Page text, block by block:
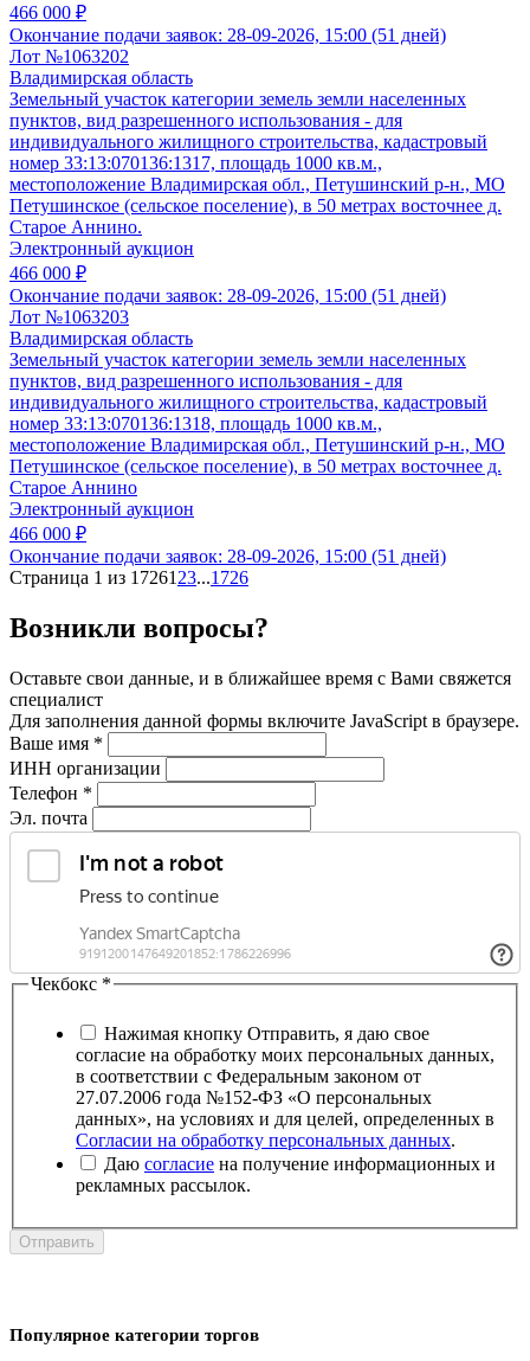
466 000 ₽
Окончание подачи заявок: 28-09-2026, 15:00 (51 дней)
Лот №1063202
Владимирская область
Земельный участок категории земель земли населенных
пунктов, вид разрешенного использования - для
индивидуального жилищного строительства, кадастровый
номер 33:13:070136:1317, площадь 1000 кв.м.,
местоположение Владимирская обл., Петушинский р-н., МО
Петушинское (сельское поселение), в 50 метрах восточнее д.
Старое Аннино.
Электронный аукцион
466 000 ₽
Окончание подачи заявок: 28-09-2026, 15:00 (51 дней)
Лот №1063203
Владимирская область
Земельный участок категории земель земли населенных
пунктов, вид разрешенного использования - для
индивидуального жилищного строительства, кадастровый
номер 33:13:070136:1318, площадь 1000 кв.м.,
местоположение Владимирская обл., Петушинский р-н., МО
Петушинское (сельское поселение), в 50 метрах восточнее д.
Старое Аннино
Электронный аукцион
466 000 ₽
Окончание подачи заявок: 28-09-2026, 15:00 (51 дней)
Страница 1 из 17261 23...1726
Возникли вопросы?
Оставьте свои данные, и в ближайшее время с Вами свяжется
специалист
Для заполнения данной формы включите JavaScript в браузере.
Ваше имя *
ИНН организации
Телефон *
Эл. почта
Чекбокс *
Нажимая кнопку Отправить, я даю свое
согласие на обработку моих персональных данных,
в соответствии с Федеральным законом от
27.07.2006 года №152-ФЗ «О персональных
данных», на условиях и для целей, определенных в
Согласии на обработку персональных данных.
Даю согласие на получение информационных и
рекламных рассылок.
Отправить
Популярное категории торгов